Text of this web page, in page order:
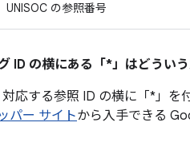
UNISOC の参照番号
ID の横にある「*」はどういう
応する参照 ID の横に「*」を
パー サイトから入手できる